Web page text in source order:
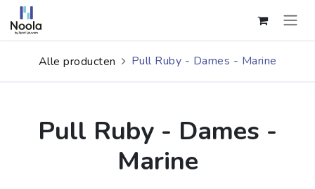
Overslaan naar inhoud
Alle producten Pull Ruby - Dames - Marine
Pull Ruby - Dames -
Marine